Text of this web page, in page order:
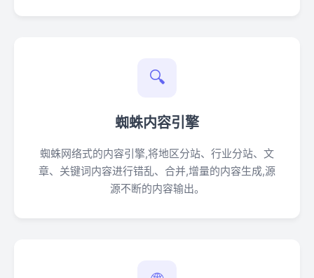
🔍
蜘蛛内容引擎
蜘蛛网络式的内容引擎,将地区分站、行业分站、文
章、关键词内容进行错乱、合并,增量的内容生成,源
源不断的内容输出。